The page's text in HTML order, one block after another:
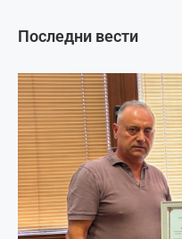
Последни вести